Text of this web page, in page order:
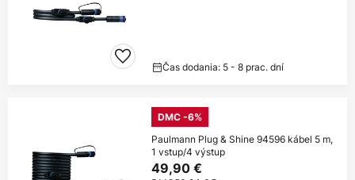
Čas dodania: 5 - 8 prac. dní
DMC -6%
Paulmann Plug & Shine 94596 kábel 5 m,
1 vstup/4 výstup
49,90 €